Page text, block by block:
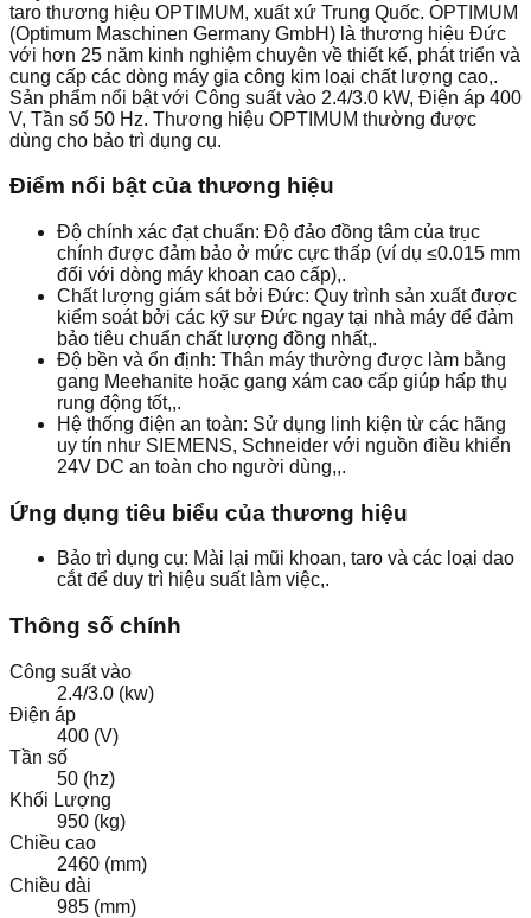
taro thương hiệu OPTIMUM, xuất xứ Trung Quốc. OPTIMUM
(Optimum Maschinen Germany GmbH) là thương hiệu Đức
với hơn 25 năm kinh nghiệm chuyên về thiết kế, phát triển và
cung cấp các dòng máy gia công kim loại chất lượng cao,.
Sản phẩm nổi bật với Công suất vào 2.4/3.0 kW, Điện áp 400
V, Tần số 50 Hz. Thương hiệu OPTIMUM thường được
dùng cho bảo trì dụng cụ.
Điểm nổi bật của thương hiệu
Độ chính xác đạt chuẩn: Độ đảo đồng tâm của trục
chính được đảm bảo ở mức cực thấp (ví dụ ≤0.015 mm
đối với dòng máy khoan cao cấp),.
Chất lượng giám sát bởi Đức: Quy trình sản xuất được
kiểm soát bởi các kỹ sư Đức ngay tại nhà máy để đảm
bảo tiêu chuẩn chất lượng đồng nhất,.
Độ bền và ổn định: Thân máy thường được làm bằng
gang Meehanite hoặc gang xám cao cấp giúp hấp thụ
rung động tốt,,.
Hệ thống điện an toàn: Sử dụng linh kiện từ các hãng
uy tín như SIEMENS, Schneider với nguồn điều khiển
24V DC an toàn cho người dùng,,.
Ứng dụng tiêu biểu của thương hiệu
Bảo trì dụng cụ: Mài lại mũi khoan, taro và các loại dao
cắt để duy trì hiệu suất làm việc,.
Thông số chính
Công suất vào
2.4/3.0 (kw)
Điện áp
400 (V)
Tần số
50 (hz)
Khối Lượng
950 (kg)
Chiều cao
2460 (mm)
Chiều dài
985 (mm)